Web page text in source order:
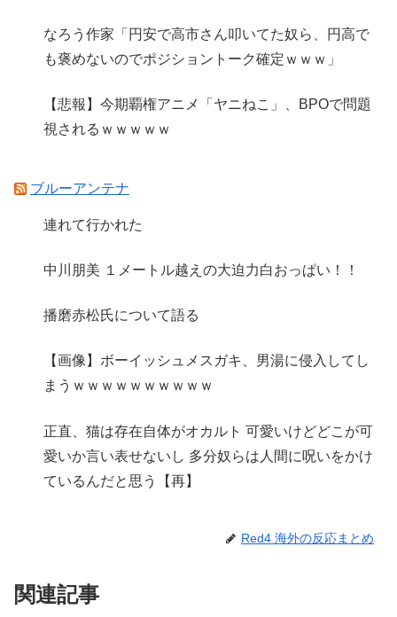
なろう作家「円安で高市さん叩いてた奴ら、円高で
も褒めないのでポジショントーク確定ｗｗｗ」
【悲報】今期覇権アニメ「ヤニねこ」、BPOで問題
視されるｗｗｗｗｗ
ブルーアンテナ
連れて行かれた
中川朋美 １メートル越えの大迫力白おっぱい！！
播磨赤松氏について語る
【画像】ボーイッシュメスガキ、男湯に侵入してし
まうｗｗｗｗｗｗｗｗｗｗ
正直、猫は存在自体がオカルト 可愛いけどどこが可
愛いか言い表せないし 多分奴らは人間に呪いをかけ
ているんだと思う【再】
Red4 海外の反応まとめ
関連記事